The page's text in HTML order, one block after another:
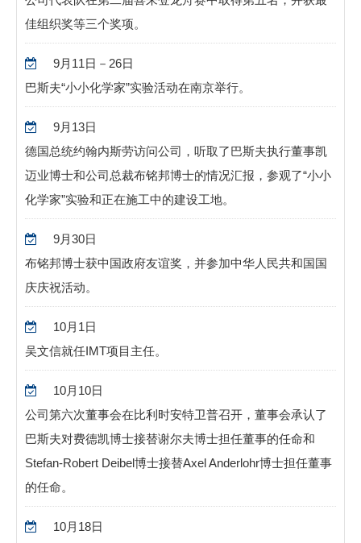
佳组织奖等三个奖项。
9月11日－26日
巴斯夫“小小化学家”实验活动在南京举行。
9月13日
德国总统约翰内斯劳访问公司，听取了巴斯夫执行董事凯
迈业博士和公司总裁布铭邦博士的情况汇报，参观了“小小
化学家”实验和正在施工中的建设工地。
9月30日
布铭邦博士获中国政府友谊奖，并参加中华人民共和国国
庆庆祝活动。
10月1日
吴文信就任IMT项目主任。
10月10日
公司第六次董事会在比利时安特卫普召开，董事会承认了
巴斯夫对费德凯博士接替谢尔夫博士担任董事的任命和
Stefan-Robert Deibel博士接替Axel Anderlohr博士担任董事
的任命。
10月18日